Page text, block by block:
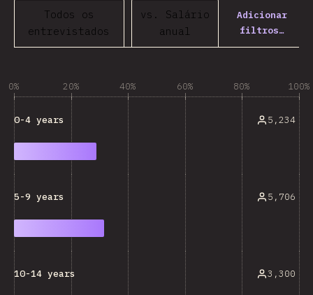
Todos os
entrevistados
vs. Salário
anual
Adicionar
filtros…
0% 20% 40% 60% 80% 100%
0-4 years 5,234
5-9 years 5,706
10-14 years 3,300